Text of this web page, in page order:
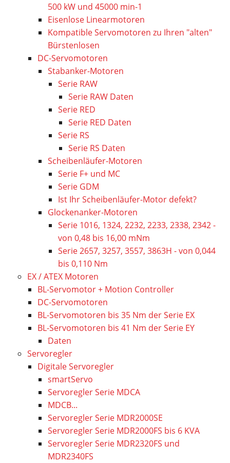
500 kW und 45000 min-1
Eisenlose Linearmotoren
Kompatible Servomotoren zu Ihren "alten"
Bürstenlosen
DC-Servomotoren
Stabanker-Motoren
Serie RAW
Serie RAW Daten
Serie RED
Serie RED Daten
Serie RS
Serie RS Daten
Scheibenläufer-Motoren
Serie F+ und MC
Serie GDM
Ist Ihr Scheibenläufer-Motor defekt?
Glockenanker-Motoren
Serie 1016, 1324, 2232, 2233, 2338, 2342 -
von 0,48 bis 16,00 mNm
Serie 2657, 3257, 3557, 3863H - von 0,044
bis 0,110 Nm
EX / ATEX Motoren
BL-Servomotor + Motion Controller
DC-Servomotoren
BL-Servomotoren bis 35 Nm der Serie EX
BL-Servomotoren bis 41 Nm der Serie EY
Daten
Servoregler
Digitale Servoregler
smartServo
Servoregler Serie MDCA
MDCB...
Servoregler Serie MDR2000SE
Servoregler Serie MDR2000FS bis 6 KVA
Servoregler Serie MDR2320FS und
MDR2340FS